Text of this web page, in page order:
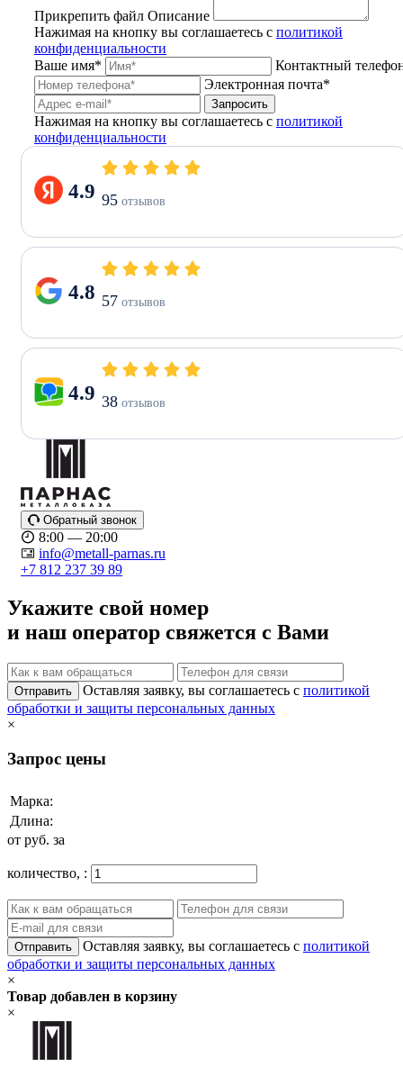
Прикрепить файл Описание
Нажимая на кнопку вы соглашаетесь с политикой
конфиденциальности
Ваше имя*
Контактный
Электронная почта*
Запросить
Нажимая на кнопку вы соглашаетесь с политикой
конфиденциальности
4.9 95 отзывов
4.8 57 отзывов
4.9 38 отзывов
Обратный звонок
8:00 — 20:00
info@metall-parnas.ru
+7 812 237 39 89
Укажите свой номер
и наш оператор свяжется с Вами
Отправить Оставляя заявку, вы соглашаетесь с политикой
обработки и защиты персональных данных
×
Запрос цены
Марка:
Длина:
от руб. за
количество, :
Отправить Оставляя заявку, вы соглашаетесь с политикой
обработки и защиты персональных данных
×
Товар добавлен в корзину
×